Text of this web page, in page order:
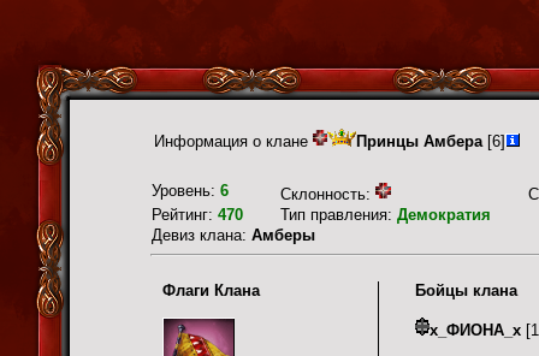
Информация о клане Принцы Амбера[6]
Уровень: 6 Склонность:
Рейтинг: 470 Тип правления: Демократия
Девиз клана: Амберы
Флаги Клана Бойцы клана
х_ФИОНА_х